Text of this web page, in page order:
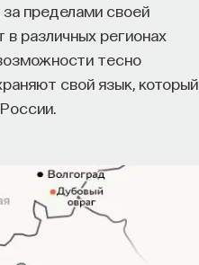
пределами своей
различных регионах
тесно
свой язык, который